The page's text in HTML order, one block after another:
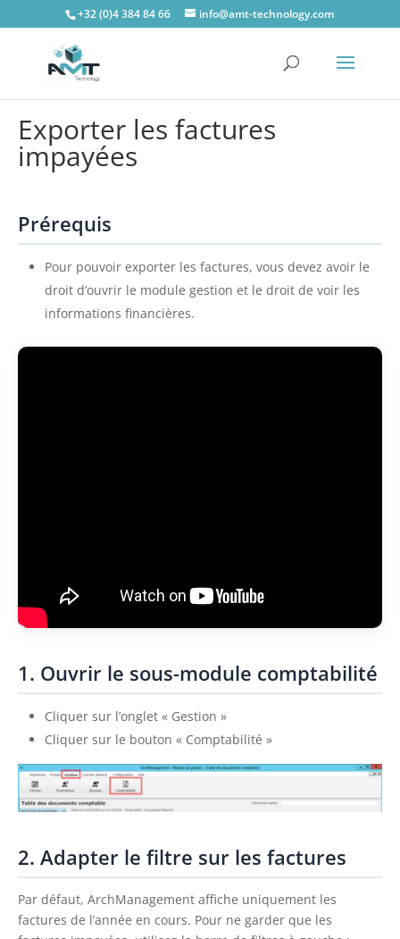
+32 (0)4 384 84 66 info@amt-technology.com
Exporter les factures
impayées
Prérequis
Pour pouvoir exporter les factures, vous devez avoir le
droit d’ouvrir le module gestion et le droit de voir les
informations financières.
1. Ouvrir le sous-module comptabilité
Cliquer sur l’onglet « Gestion »
Cliquer sur le bouton « Comptabilité »
2. Adapter le filtre sur les factures
Par défaut, ArchManagement affiche uniquement les
factures de l’année en cours. Pour ne garder que les